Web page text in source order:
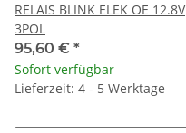
RELAIS BLINK ELEK OE 12.8V
3POL
95,60 € *
Sofort verfügbar
Lieferzeit: 4 - 5 Werktage